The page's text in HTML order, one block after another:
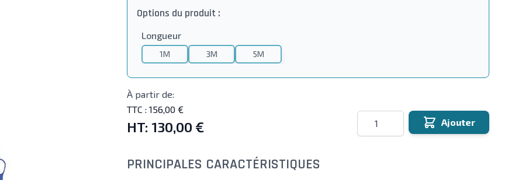
Options du produit :
Longueur
1M 3M 5M
À partir de:
TTC : 156,00 €
HT: 130,00 €
Quantité Ajouter
PRINCIPALES CARACTÉRISTIQUES